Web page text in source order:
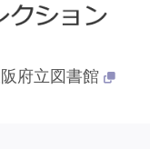
府立図書館